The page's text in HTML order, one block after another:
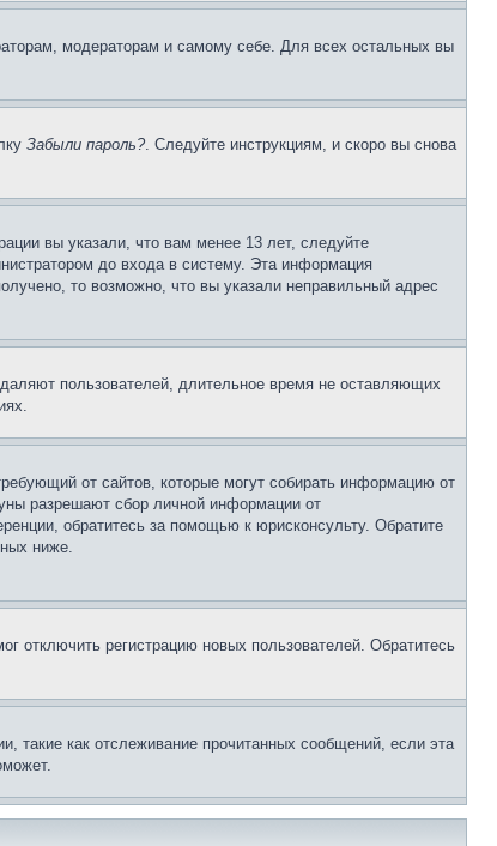
модераторам и самому себе. Для всех остальных вы
Забыли пароль?. Следуйте инструкциям, и скоро вы снова
вы указали, что вам менее 13 лет, следуйте
до входа в систему. Эта информация
то возможно, что вы указали неправильный адрес
пользователей, длительное время не оставляющих
от сайтов, которые могут собирать информацию от
разрешают сбор личной информации от
обратитесь за помощью к юрисконсульту. Обратите
ниже.
отключить регистрацию новых пользователей. Обратитесь
такие как отслеживание прочитанных сообщений, если эта